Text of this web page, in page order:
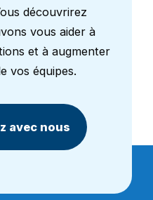
découvrirez
vous aider à
et à augmenter
vos équipes.
avec nous